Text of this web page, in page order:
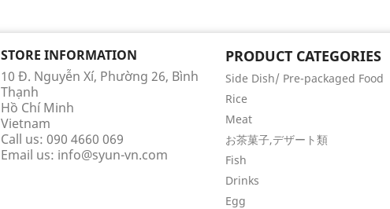
STORE INFORMATION
10 Đ. Nguyễn Xí, Phường 26, Bình
Thạnh
Hồ Chí Minh
Vietnam
Call us: 090 4660 069
Email us: info@syun-vn.com
PRODUCT CATEGORIES
Side Dish/ Pre-packaged Food
Rice
Meat
お茶菓子,デザート類
Fish
Drinks
Egg